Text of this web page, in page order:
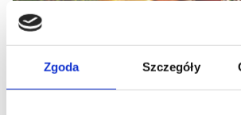
Zgoda Szczegóły